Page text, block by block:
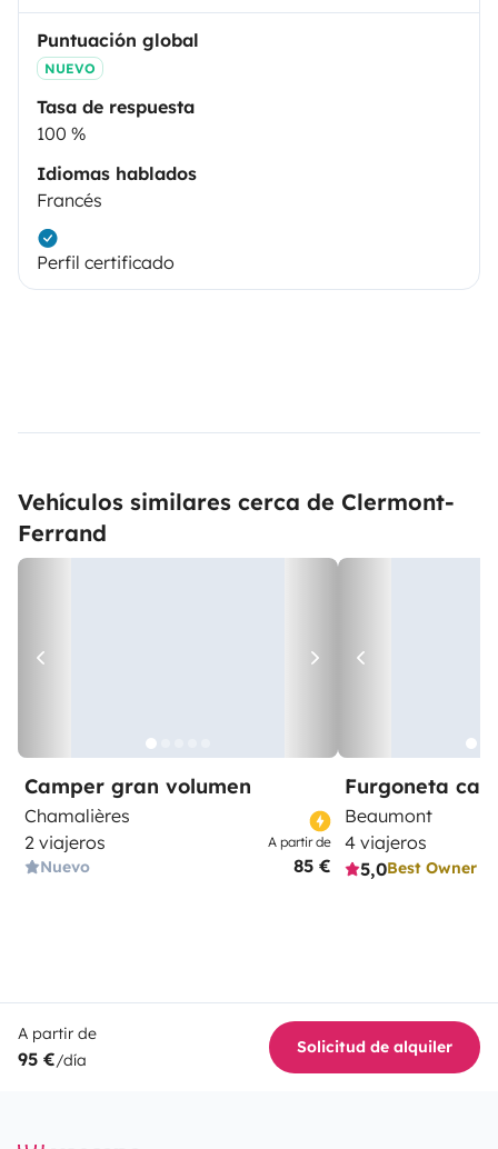
Puntuación global
NUEVO
Tasa de respuesta
100 %
Idiomas hablados
Francés
Perfil certificado
Vehículos similares cerca de Clermont-
Ferrand
Camper gran volumen
Chamalières
2 viajeros
Nuevo
A partir de
85 €
Furgoneta
Beaumont
4 viajeros
5,0Best Owner
A partir de
95 €/día
Solicitud de alquiler